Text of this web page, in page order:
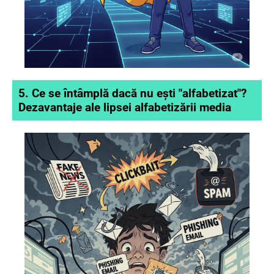
5. Ce se întâmplă dacă nu ești "alfabetizat"?
Dezavantaje ale lipsei alfabetizării media